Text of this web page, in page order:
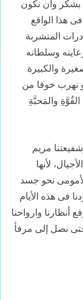
بشكر وأن نكون
هذا الواقع
المتشربة
وسلطانه
والكبيرة
نهرب خوفا من
والمَحبَّةِ
مريم
لأنها
الأمومى نحو جسد
فى هذه الأيام
أنظارنا وارواحنا
حتى نصل إلى مرفأ